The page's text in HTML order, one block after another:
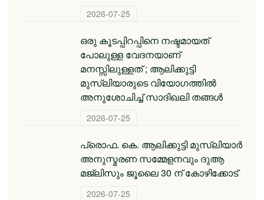
2026-07-25
ഒരു കൂടപ്പിറപ്പിനെ നഷ്ടമായത്
പോലുള്ള വേദനയാണ്
മനസ്സിലുള്ളത് ; ആലിക്കുട്ടി
മുസ്‌ലിയാരുടെ വിയോ​ഗത്തിൽ
അനുശോചിച്ച് സാദിഖലി തങ്ങൾ
2026-07-25
പ്രൊഫ. കെ. ആലിക്കുട്ടി മുസ്‌ലിയാർ
അനുസ്മരണ സമ്മേളനവും ദുആ
മജ്ലിസും ജൂലൈ 30 ന് കോഴിക്കോട്
2026-07-25